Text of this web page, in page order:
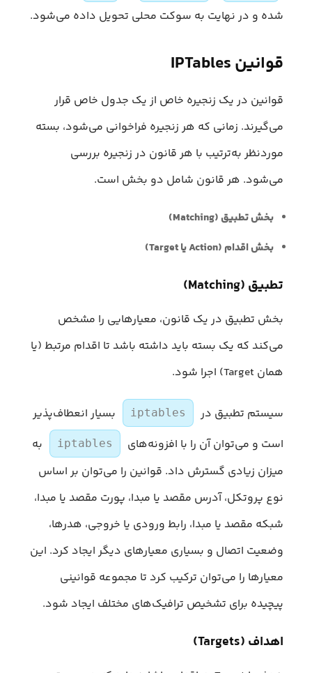
شده و در نهایت به سوکت محلی تحویل داده می‌شود.
قوانین IPTables
قوانین در یک زنجیره خاص از یک جدول خاص قرار
می‌گیرند. زمانی که هر زنجیره فراخوانی می‌شود، بسته
موردنظر به‌ترتیب با هر قانون در زنجیره بررسی
می‌شود. هر قانون شامل دو بخش است.
بخش تطبیق (Matching)
بخش اقدام (Action یا Target)
تطبیق (Matching)
بخش تطبیق در یک قانون، معیارهایی را مشخص
می‌کند که یک بسته باید داشته باشد تا اقدام مرتبط (یا
همان Target) اجرا شود.
سیستم تطبیق در iptables
بسیار انعطاف‌پذیر
است و می‌توان آن را با افزونه‌های
iptables
به
میزان زیادی گسترش داد. قوانین را می‌توان بر اساس
نوع پروتکل، آدرس مقصد یا مبدا، پورت مقصد یا مبدا،
شبکه مقصد یا مبدا، رابط ورودی یا خروجی، هدرها،
وضعیت اتصال و بسیاری معیارهای دیگر ایجاد کرد. این
معیارها را می‌توان ترکیب کرد تا مجموعه قوانینی
پیچیده برای تشخیص ترافیک‌های مختلف ایجاد شود.
اهداف (Targets)